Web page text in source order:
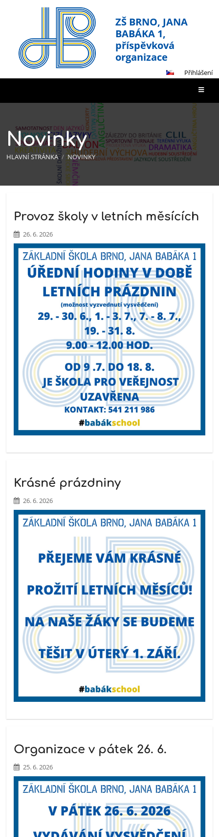
ZŠ BRNO, JANA
BABÁKA 1,
příspěvková
organizace
Přihlášení
Novinky
HLAVNÍ STRÁNKA / NOVINKY
Provoz školy v letních měsících
26. 6. 2026
Krásné prázdniny
26. 6. 2026
Organizace v pátek 26. 6.
25. 6. 2026